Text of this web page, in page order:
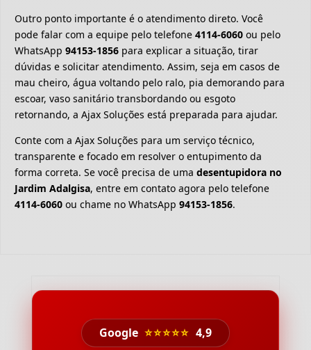
Outro ponto importante é o atendimento direto. Você
pode falar com a equipe pelo telefone 4114-6060 ou pelo
WhatsApp 94153-1856 para explicar a situação, tirar
dúvidas e solicitar atendimento. Assim, seja em casos de
mau cheiro, água voltando pelo ralo, pia demorando para
escoar, vaso sanitário transbordando ou esgoto
retornando, a Ajax Soluções está preparada para ajudar.
Conte com a Ajax Soluções para um serviço técnico,
transparente e focado em resolver o entupimento da
forma correta. Se você precisa de uma desentupidora no
Jardim Adalgisa, entre em contato agora pelo telefone
4114-6060 ou chame no WhatsApp 94153-1856.
Google ⭐⭐⭐⭐⭐ 4,9